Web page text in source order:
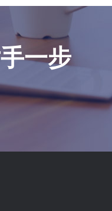
一步